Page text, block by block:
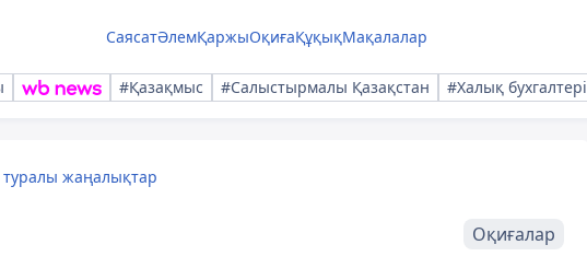
СаясатӘлемҚаржыОқиғаҚұқықМақалалар
#Қазақмыс #Салыстырмалы Қазақстан #Халық бухгалтері
жаңалықтар
Оқиғалар